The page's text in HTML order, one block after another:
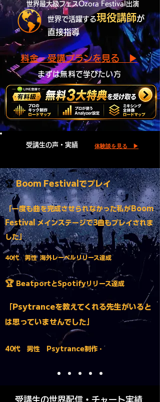
世界最大級フェスOzora Festival出演
世界で活躍する現役講師が
直接指導
料金・受講プランを見る ▶︎
まずは無料で学びたい方
受講生の声・実績 体験談を見る ▶︎
🏆Boom Festivalでプレイ
「一度も曲を完成させられなかった私がBoom
Festival メインステージで3曲もプレイされま
した」
40代 男性 海外レーベルリリース達成
🏆 BeatportとSpotifyリリース達成
「Psytranceを教えてくれる先生がいると
は思っていませんでした」​​​
40代 男性 Psytrance制作・
受講生の世界配信・チャート実績